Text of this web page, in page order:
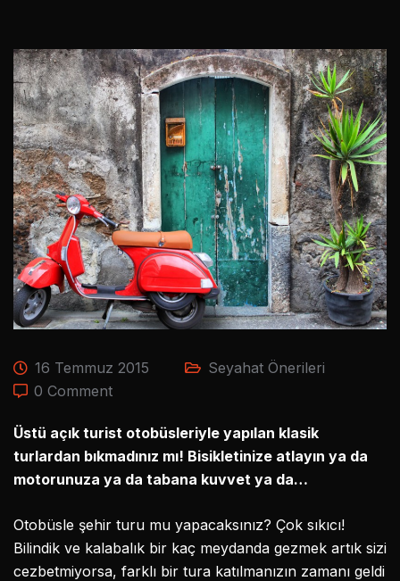
16 Temmuz 2015
Seyahat Önerileri
0 Comment
Üstü açık turist otobüsleriyle yapılan klasik
turlardan bıkmadınız mı! Bisikletinize atlayın ya da
motorunuza ya da tabana kuvvet ya da…
Otobüsle şehir turu mu yapacaksınız? Çok sıkıcı!
Bilindik ve kalabalık bir kaç meydanda gezmek artık sizi
cezbetmiyorsa, farklı bir tura katılmanızın zamanı geldi